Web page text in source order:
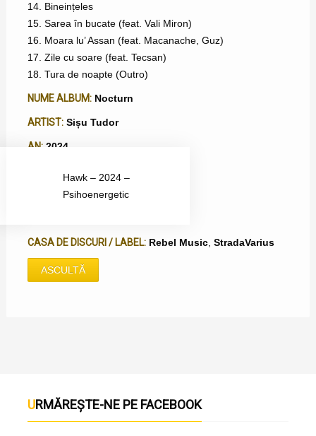
14. Bineințeles
15. Sarea în bucate (feat. Vali Miron)
16. Moara lu’ Assan (feat. Macanache, Guz)
17. Zile cu soare (feat. Tecsan)
18. Tura de noapte (Outro)
NUME ALBUM: Nocturn
ARTIST: Sișu Tudor
AN: 2024
DATA LANSĂRII: 24 octombrie 2024
CASA DE DISCURI / LABEL: Rebel Music, StradaVarius
ASCULTĂ
Hawk – 2024 –
Psihoenergetic
URMĂREȘTE-NE PE FACEBOOK